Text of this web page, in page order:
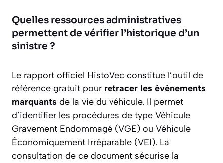
Quelles ressources administratives
permettent de vérifier l’historique d’un
sinistre ?
Le rapport officiel HistoVec constitue l’outil de
référence gratuit pour retracer les événements
marquants de la vie du véhicule. Il permet
d’identifier les procédures de type Véhicule
Gravement Endommagé (VGE) ou Véhicule
Économiquement Irréparable (VEI). La
consultation de ce document sécurise la